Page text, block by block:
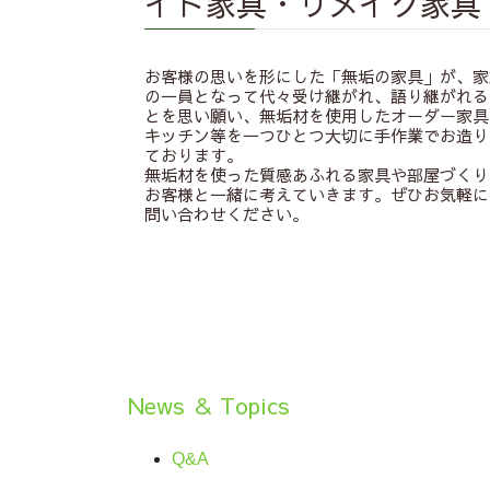
お客様の思いを形にした「無垢の家具」が、
の一員となって代々受け継がれ、語り継がれる
とを思い願い、無垢材を使用したオーダー家具
キッチン等を一つひとつ大切に手作業でお造
ております。
無垢材を使った質感あふれる家具や部屋づく
お客様と一緒に考えていきます。ぜひお気軽
問い合わせください。
News ＆ Topics
Q&A